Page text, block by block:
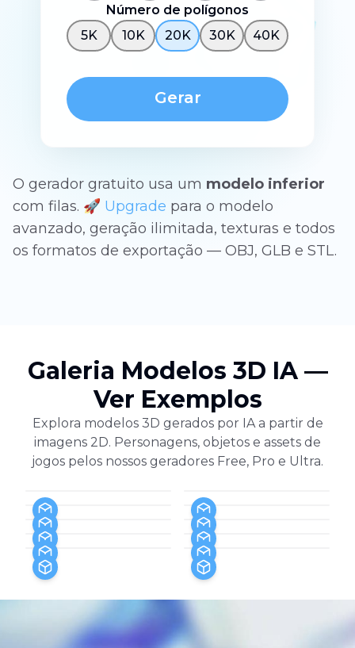
Número de polígonos
5K
10K 20K 30K 40K
Gerar
O gerador gratuito usa um modelo inferior
com filas. 🚀 Upgrade para o modelo
avanzado, geração ilimitada, texturas e todos
os formatos de exportação — OBJ, GLB e STL.
Galeria Modelos 3D IA —
Ver Exemplos
Explora modelos 3D gerados por IA a partir de
imagens 2D. Personagens, objetos e assets de
jogos pelos nossos geradores Free, Pro e Ultra.